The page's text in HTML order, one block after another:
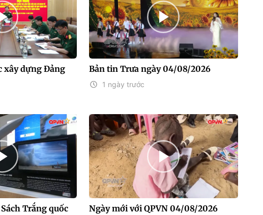
xây dựng Đảng
Bản tin Trưa ngày 04/08/2026
1 ngày trước
Trắng quốc
Ngày mới với QPVN 04/08/2026